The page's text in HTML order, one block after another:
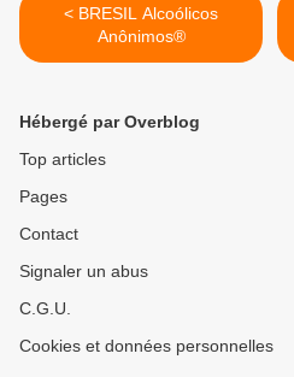
< BRESIL Alcoólicos
Anônimos®
Hébergé par Overblog
Top articles
Pages
Contact
Signaler un abus
C.G.U.
Cookies et données personnelles